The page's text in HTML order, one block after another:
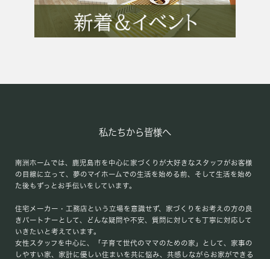
私たちから皆様へ
南洲ホームでは、鹿児島市を中心に家づくりが大好きなスタッフがお客様
の目線に立って、夢のマイホームでの生活を始める前、そして生活を始め
た後もずっとお手伝いをしています。
住宅メーカー・工務店という立場を意識せず、家づくりをお考えの方の良
きパートナーとして、どんな疑問や不安、質問に対しても丁寧に対応して
いきたいと考えています。
女性スタッフを中心に、「子育て世代のママのための家」として、家事の
しやすい家、家計に優しい住まいを共に悩み、共感しながらお家ができる